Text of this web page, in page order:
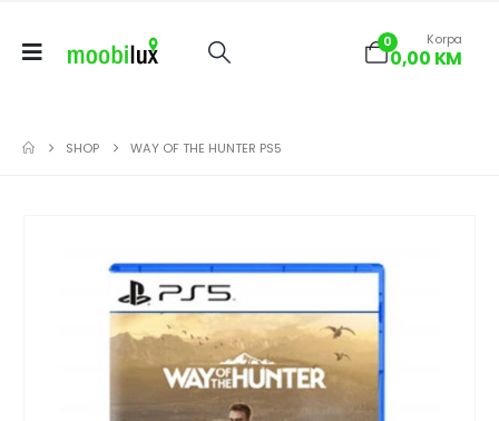
0 Korpa
0,00 KM
SHOP WAY OF THE HUNTER PS5